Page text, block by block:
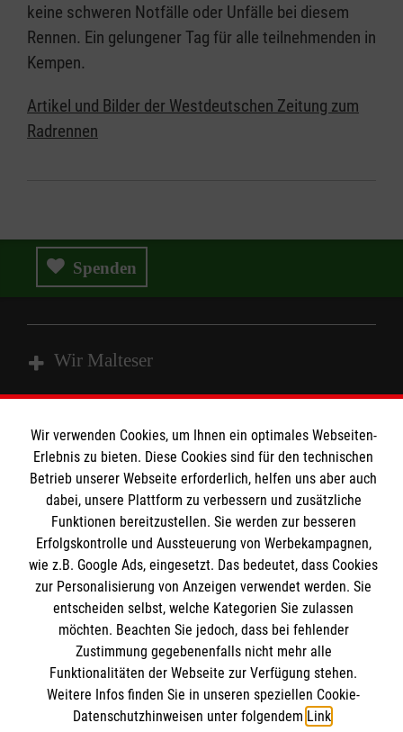
keine schweren Notfälle oder Unfälle bei diesem
Rennen. Ein gelungener Tag für alle teilnehmenden in
Kempen.
Artikel und Bilder der Westdeutschen Zeitung zum
Radrennen
Spenden
Wir Malteser
Angebote und Leistungen
Unsere Kurse
Mitarbeiten
Wir Malteser
Informationen
Kontakt
Impressum
Datenschutz
Malteser online
Malteserorden
Malteser Jugend
Malteser International
Sharepoint
Spendenkonto
Empfänger: Malteser Hilfsdienst e.V.
Wir verwenden Cookies, um Ihnen ein optimales Webseiten-
Erlebnis zu bieten. Diese Cookies sind für den technischen
Betrieb unserer Webseite erforderlich, helfen uns aber auch
dabei, unsere Plattform zu verbessern und zusätzliche
Funktionen bereitzustellen. Sie werden zur besseren
Erfolgskontrolle und Aussteuerung von Werbekampagnen,
wie z.B. Google Ads, eingesetzt. Das bedeutet, dass Cookies
zur Personalisierung von Anzeigen verwendet werden. Sie
entscheiden selbst, welche Kategorien Sie zulassen
möchten. Beachten Sie jedoch, dass bei fehlender
Zustimmung gegebenenfalls nicht mehr alle
Funktionalitäten der Webseite zur Verfügung stehen.
Weitere Infos finden Sie in unseren speziellen Cookie-
Datenschutzhinweisen unter folgendem Link.